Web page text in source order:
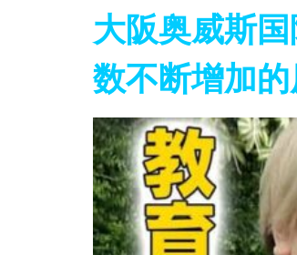
大阪奥威斯
数不断增加的